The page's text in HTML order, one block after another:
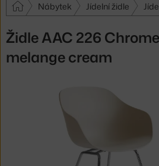
Nábytek Jídelní židle
Židle AAC 226
melange cream